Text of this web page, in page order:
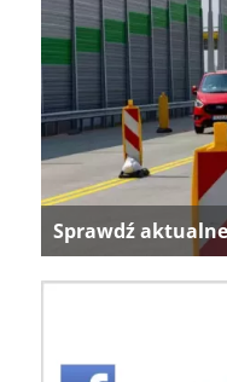
Sprawdź